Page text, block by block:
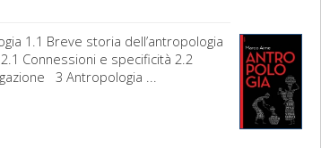
1.1 Breve storia dell’antropologia
Connessioni e specificità 2.2
3 Antropologia ...